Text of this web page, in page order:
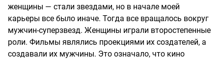
женщины — стали звездами, но в начале моей
карьеры все было иначе. Тогда все вращалось вокруг
мужчин-суперзвезд. Женщины играли второстепенные
роли. Фильмы являлись проекциями их создателей, а
создавали их мужчины. Это означало, что кино